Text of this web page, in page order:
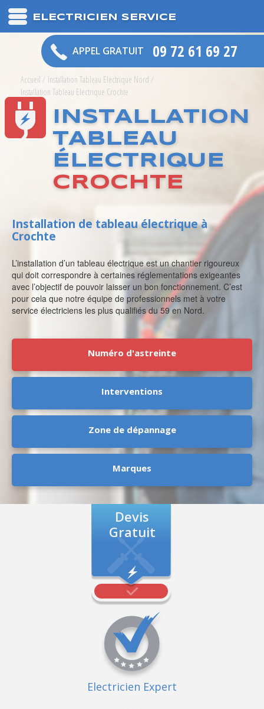
ELECTRICIEN SERVICE
APPEL GRATUIT 09 72 61 69 27
Accueil / Installation Tableau Electrique Nord /
Installation Tableau Electrique Crochte
INSTALLATION
TABLEAU
ÉLECTRIQUE
CROCHTE
Installation de tableau électrique à
Crochte
L’installation d’un tableau électrique est un chantier rigoureux
qui doit correspondre à certaines réglementations exigeantes
avec l’objectif de pouvoir laisser un bon fonctionnement. C’est
pour cela que notre équipe de professionnels met à votre
service électriciens les plus qualifiés du 59 en Nord.
Numéro d'astreinte
Interventions
Zone de dépannage
Marques
Devis
Gratuit
Electricien Expert